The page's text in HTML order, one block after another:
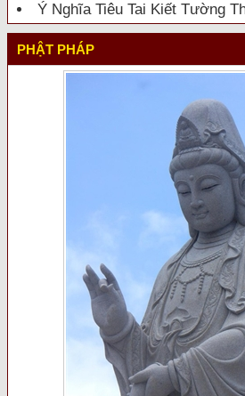
Ý Nghĩa Tiêu Tai Kiết Tường
PHẬT PHÁP